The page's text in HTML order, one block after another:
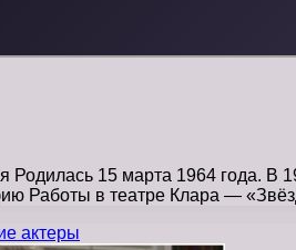
Родилась 15 марта 1964 года. В
Работы в театре Клара —
актеры